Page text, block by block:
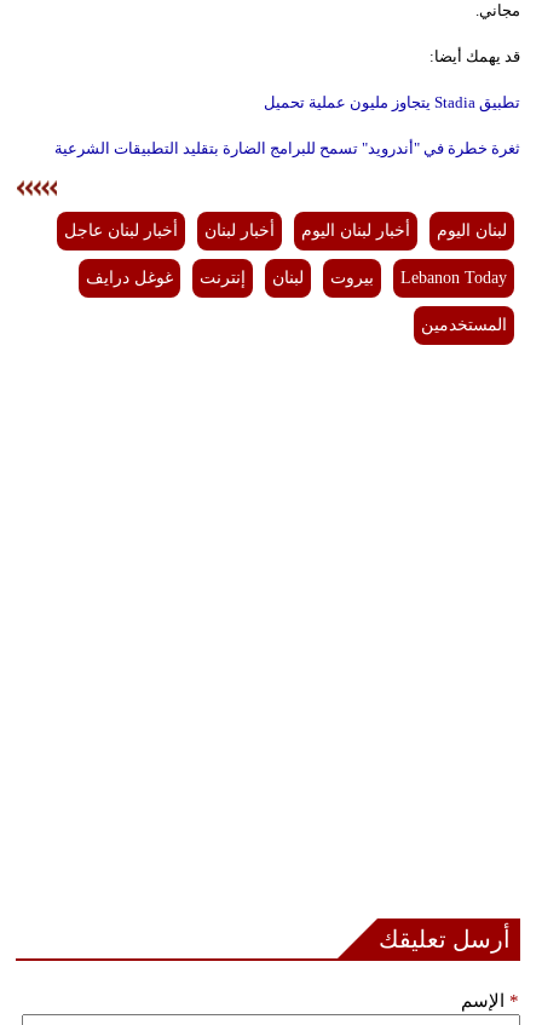
مجاني.
قد يهمك أيضا:
تطبيق Stadia يتجاوز مليون عملية تحميل
ثغرة خطرة في "أندرويد" تسمح للبرامج الضارة بتقليد التطبيقات الشرعية
لبنان اليوم أخبار لبنان اليوم أخبار لبنان أخبار لبنان عاجل
Lebanon Today بيروت لبنان إنترنت غوغل درايف
المستخدمين
أرسل تعليقك
الإسم *